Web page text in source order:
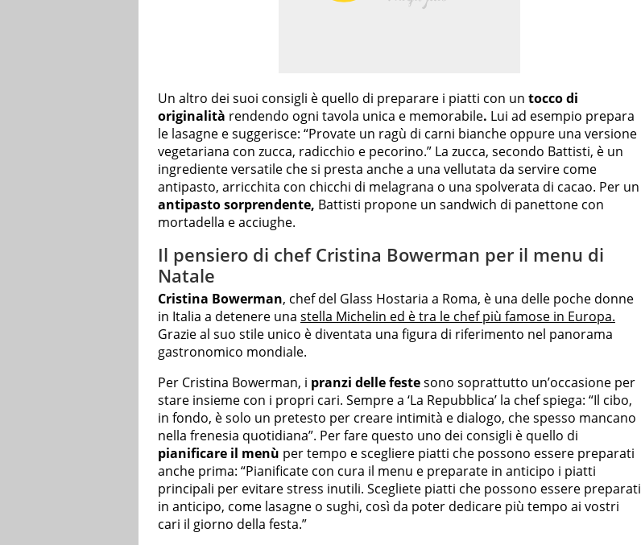
Un altro dei suoi consigli è quello di preparare i piatti con un tocco di
originalità rendendo ogni tavola unica e memorabile. Lui ad esempio prepara
le lasagne e suggerisce: “Provate un ragù di carni bianche oppure una versione
vegetariana con zucca, radicchio e pecorino.” La zucca, secondo Battisti, è un
ingrediente versatile che si presta anche a una vellutata da servire come
antipasto, arricchita con chicchi di melagrana o una spolverata di cacao. Per un
antipasto sorprendente, Battisti propone un sandwich di panettone con
mortadella e acciughe.
Il pensiero di chef Cristina Bowerman per il menu di
Natale
Cristina Bowerman, chef del Glass Hostaria a Roma, è una delle poche donne
in Italia a detenere una stella Michelin ed è tra le chef più famose in Europa.
Grazie al suo stile unico è diventata una figura di riferimento nel panorama
gastronomico mondiale.
Per Cristina Bowerman, i pranzi delle festesono soprattutto un’occasione per
stare insieme con i propri cari. Sempre a ‘La Repubblica’ la chef spiega: “Il cibo,
in fondo, è solo un pretesto per creare intimità e dialogo, che spesso mancano
nella frenesia quotidiana”. Per fare questo uno dei consigli è quello di
pianificare il menù per tempo e scegliere piatti che possono essere preparati
anche prima: “Pianificate con cura il menu e preparate in anticipo i piatti
principali per evitare stress inutili. Scegliete piatti che possono essere preparati
in anticipo, come lasagne o sughi, così da poter dedicare più tempo ai vostri
cari il giorno della festa.”